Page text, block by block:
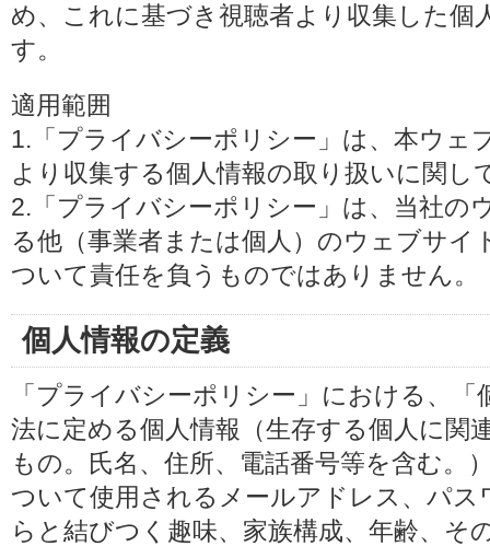
め、これに基づき視聴者より収集した個
す。
適用範囲
1.「プライバシーポリシー」は、本ウェ
より収集する個人情報の取り扱いに関し
2.「プライバシーポリシー」は、当社の
る他（事業者または個人）のウェブサイ
ついて責任を負うものではありません。
個人情報の定義
「プライバシーポリシー」における、
法に定める個人情報（生存する個人に関
もの。氏名、住所、電話番号等を含む。
ついて使用されるメールアドレス、パ
らと結びつく趣味、家族構成、年齢、そ